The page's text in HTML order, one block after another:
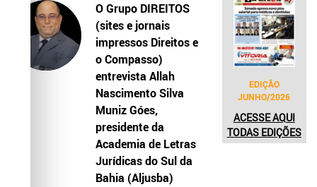
O Grupo DIREITOS
(sites e jornais
impressos Direitos e
o Compasso)
entrevista Allah
Nascimento Silva
Muniz Góes,
presidente da
Academia de Letras
Jurídicas do Sul da
Bahia (Aljusba)
EDIÇÃO
JUNHO/2026
ACESSE AQUI
TODAS EDIÇÕES